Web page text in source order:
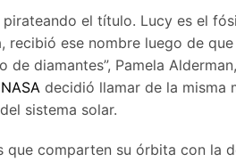
el título. Lucy es el
recibió ese nombre luego de
de diamantes”, Pamela
NASA decidió llamar de la misma
sistema solar.
que comparten su órbita con la